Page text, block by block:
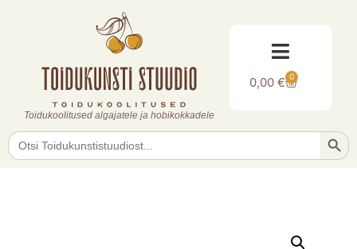
Toidukoolitused algajatele ja hobikokkadele
0,00€ 0
Search
for: